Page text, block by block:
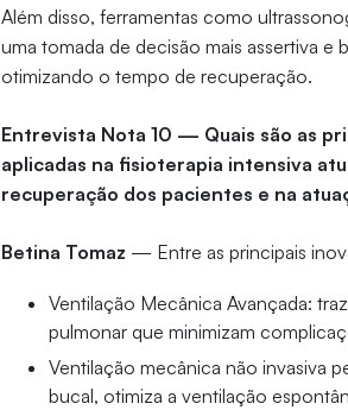
Além disso, ferramentas como
uma tomada de decisão mais assertiva
otimizando o tempo de recuperação.
Entrevista Nota 10 — Quais são as
aplicadas na fisioterapia intensiva
recuperação dos pacientes e na
Betina Tomaz — Entre as principais
Ventilação Mecânica Avançada:
pulmonar que minimizam
Ventilação mecânica não invasiva
bucal, otimiza a ventilação